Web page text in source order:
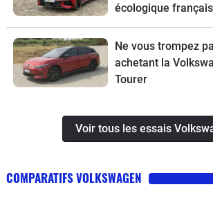
écologique français
Ne vous trompez
achetant la
Tourer
Voir tous les essais
COMPARATIFS VOLKSWAGEN